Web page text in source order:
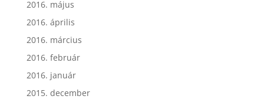
2016. május
2016. április
2016. március
2016. február
2016. január
2015. december